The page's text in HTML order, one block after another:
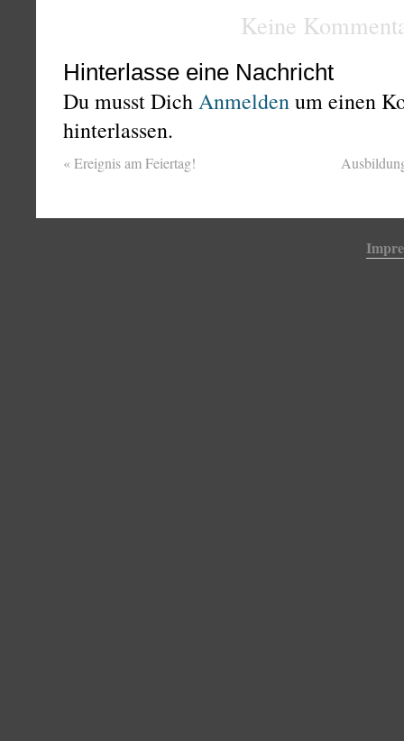
Keine
Hinterlasse eine Nachricht
Du musst DichAnmeldenum einen
hinterlassen.
«Ereignis am Feiertag!